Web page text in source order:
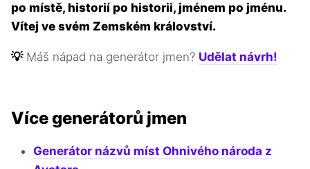
po místě, historií po historii, jménem po jménu.
Vítej ve svém Zemském království.
💡 Máš nápad na generátor jmen? Udělat návrh!
Více generátorů jmen
Generátor názvů míst Ohnivého národa z